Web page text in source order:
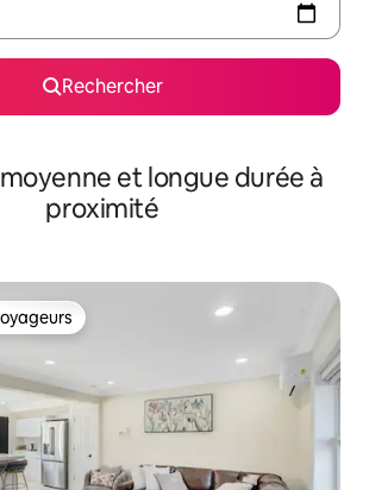
Rechercher
et longue durée à
proximité